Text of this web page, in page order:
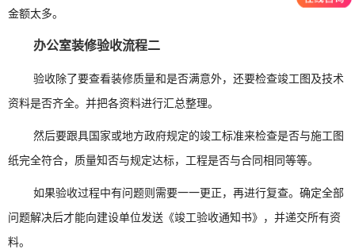
金额太多。
办公室装修验收流程二
验收除了要查看装修质量和是否满意外，还要检查竣工图及技术
资料是否齐全。并把各资料进行汇总整理。
然后要跟具国家或地方政府规定的竣工标准来检查是否与施工图
纸完全符合，质量知否与规定达标，工程是否与合同相同等等。
如果验收过程中有问题则需要一一更正，再进行复查。确定全部
问题解决后才能向建设单位发送《竣工验收通知书》，并递交所有资
料。